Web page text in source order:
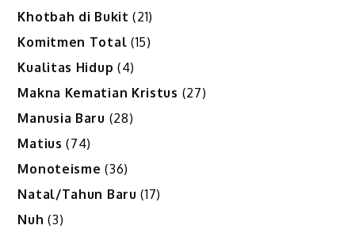
Khotbah di Bukit (21)
Komitmen Total (15)
Kualitas Hidup (4)
Makna Kematian Kristus (27)
Manusia Baru (28)
Matius (74)
Monoteisme (36)
Natal/Tahun Baru (17)
Nuh (3)